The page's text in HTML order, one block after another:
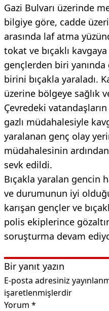
Gazi Bulvarı üzerinde
bilgiye göre, cadde
arasında laf atma
tokat ve bıçaklı
gençlerden biri
birini bıçakla yaraladı.
üzerine bölgeye sağlık
Çevredeki
gazlı müdahalesiyle
yaralanan genç olay
müdahalesinin
sevk edildi.
Bıçakla yaralan gencin
ve durumunun iyi
karışan gençler ve
polis ekiplerince
soruşturma devam
Bir yanıt yazın
E-posta adresiniz
işaretlenmişlerdir
Yorum *